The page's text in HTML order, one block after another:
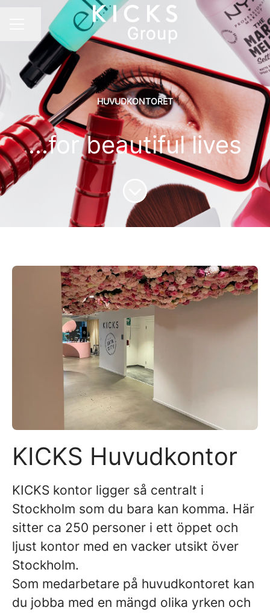
KARRIÄRMENY
Dela sidan
HUVUDKONTORET
...for beautiful lives
Skrolla för mer innehåll
KICKS Huvudkontor
KICKS kontor ligger så centralt i
Stockholm som du bara kan komma. Här
sitter ca 250 personer i ett öppet och
ljust kontor med en vacker utsikt över
Stockholm.
Som medarbetare på huvudkontoret kan
du jobba med en mängd olika yrken och